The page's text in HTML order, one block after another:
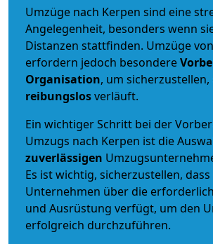
Umzüge nach Kerpen sind eine
Angelegenheit, besonders wenn
Distanzen stattfinden. Umzüge
erfordern jedoch besondere
Organisation, um sicherzustellen,
reibungslosverläuft.
Ein wichtiger Schritt bei der
Umzugs nach Kerpen ist die
zuverlässigen
Es ist wichtig, sicherzustellen, dass
Unternehmen über die
und Ausrüstung verfügt, um den
erfolgreich durchzuführen.